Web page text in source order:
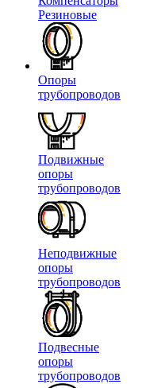
Резиновые
Опоры
трубопроводов
Подвижные
опоры
трубопроводов
Неподвижные
опоры
трубопроводов
Подвесные
опоры
трубопроводов